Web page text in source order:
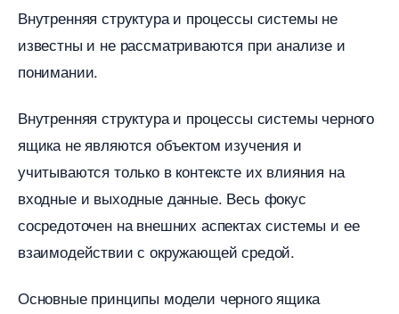
нутренняя структура и процессы системы не
известны и не рассматриваются при анализе и
понимании.​
нутренняя структура и процессы системы черного
ящика не являются объектом изучения и
учитываются только в контексте их влияния на
ходные и выходные данные.​ Весь фокус
сосредоточен на внешних аспектах системы и ее
заимодействии с окружающей средой.​
Основные принципы модели черного ящика